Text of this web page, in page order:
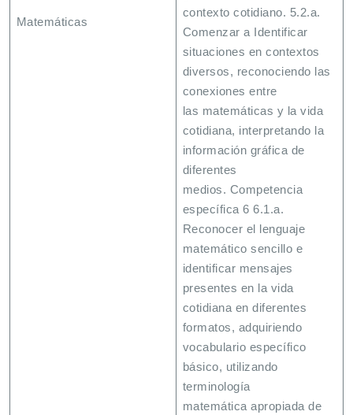
Matemáticas
contexto cotidiano. 5.2.a.
Comenzar a Identificar
situaciones en contextos
diversos, reconociendo las
conexiones entre
las matemáticas y la vida
cotidiana, interpretando la
información gráfica de
diferentes
medios. Competencia
específica 6 6.1.a.
Reconocer el lenguaje
matemático sencillo e
identificar mensajes
presentes en la vida
cotidiana en diferentes
formatos, adquiriendo
vocabulario específico
básico, utilizando
terminología
matemática apropiada de